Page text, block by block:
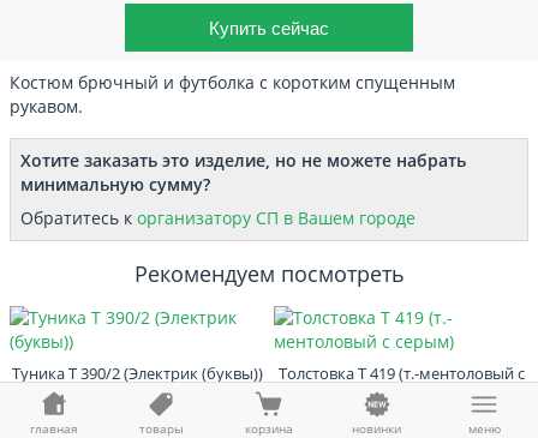
Костюм брючный и футболка с коротким спущенным
рукавом.
Хотите заказать это изделие, но не можете набрать
минимальную сумму?
Обратитесь к организатору СП в Вашем городе
Рекомендуем посмотреть
Туника Т 390/2 (Электрик (буквы))
970 ₽ / 941 ₽
Толстовка Т 419 (т.-ментоловый с
серым)
1 035 ₽ / 1 004 ₽